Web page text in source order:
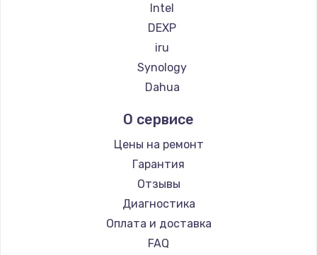
Intel
DEXP
iru
Synology
Dahua
О сервисе
Цены на ремонт
Гарантия
Отзывы
Диагностика
Оплата и доставка
FAQ